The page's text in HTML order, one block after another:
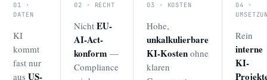
01 ·
DATEN
KI
kommt
fast nur
ausUS-
02 · RECHT
NichtEU-
AI-Act-
konform —
Compliance
03 · KOSTEN
Hohe,
unkalkulierbare
KI-Kosten ohne
klaren
04 ·
Rein
interne
KI-